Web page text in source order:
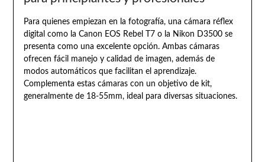
Para quienes empiezan en la fotografía, una cámara réflex
digital como la Canon EOS Rebel T7 o la Nikon D3500 se
presenta como una excelente opción. Ambas cámaras
ofrecen fácil manejo y calidad de imagen, además de
modos automáticos que facilitan el aprendizaje.
Complementa estas cámaras con un objetivo de kit,
generalmente de 18-55mm, ideal para diversas situaciones.